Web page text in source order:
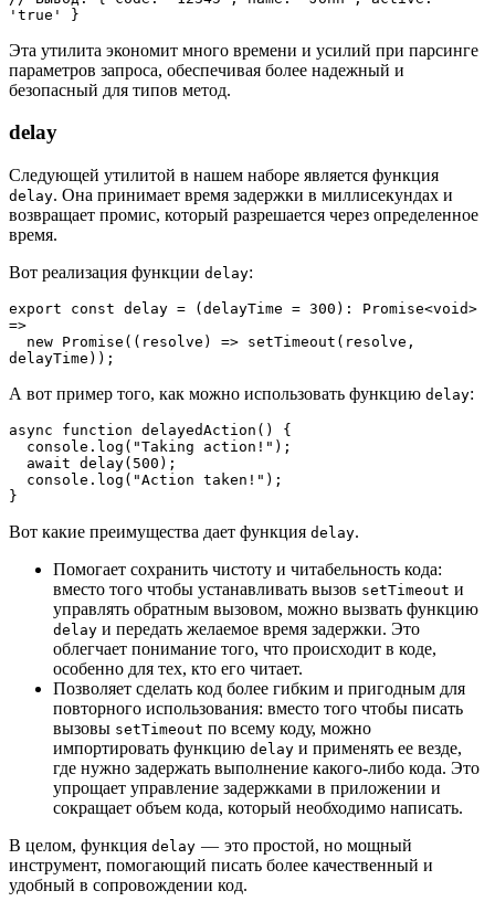
'true' }
Эта утилита экономит много времени и усилий при парсинге
параметров запроса, обеспечивая более надежный и
безопасный для типов метод.
delay
Следующей утилитой в нашем наборе является функция
delay. Она принимает время задержки в миллисекундах и
возвращает промис, который разрешается через определенное
время.
Вот реализация функции delay:
export const delay = (delayTime = 300): Promise<void>
=>
delayTime));
А вот пример того, как можно использовать функцию delay:
async function delayedAction() {
  console.log("Taking action!");
  await delay(500);
  console.log("Action taken!");
}
Вот какие преимущества дает функция delay.
Помогает сохранить чистоту и читабельность кода:
вместо того чтобы устанавливать вызов setTimeout и
управлять обратным вызовом, можно вызвать функцию
delay и передать желаемое время задержки. Это
облегчает понимание того, что происходит в коде,
особенно для тех, кто его читает.
Позволяет сделать код более гибким и пригодным для
повторного использования: вместо того чтобы писать
вызовы setTimeout по всему коду, можно
импортировать функцию delay и применять ее везде,
где нужно задержать выполнение какого-либо кода. Это
упрощает управление задержками в приложении и
сокращает объем кода, который необходимо написать.
В целом, функция delay — это простой, но мощный
инструмент, помогающий писать более качественный и
удобный в сопровождении код.